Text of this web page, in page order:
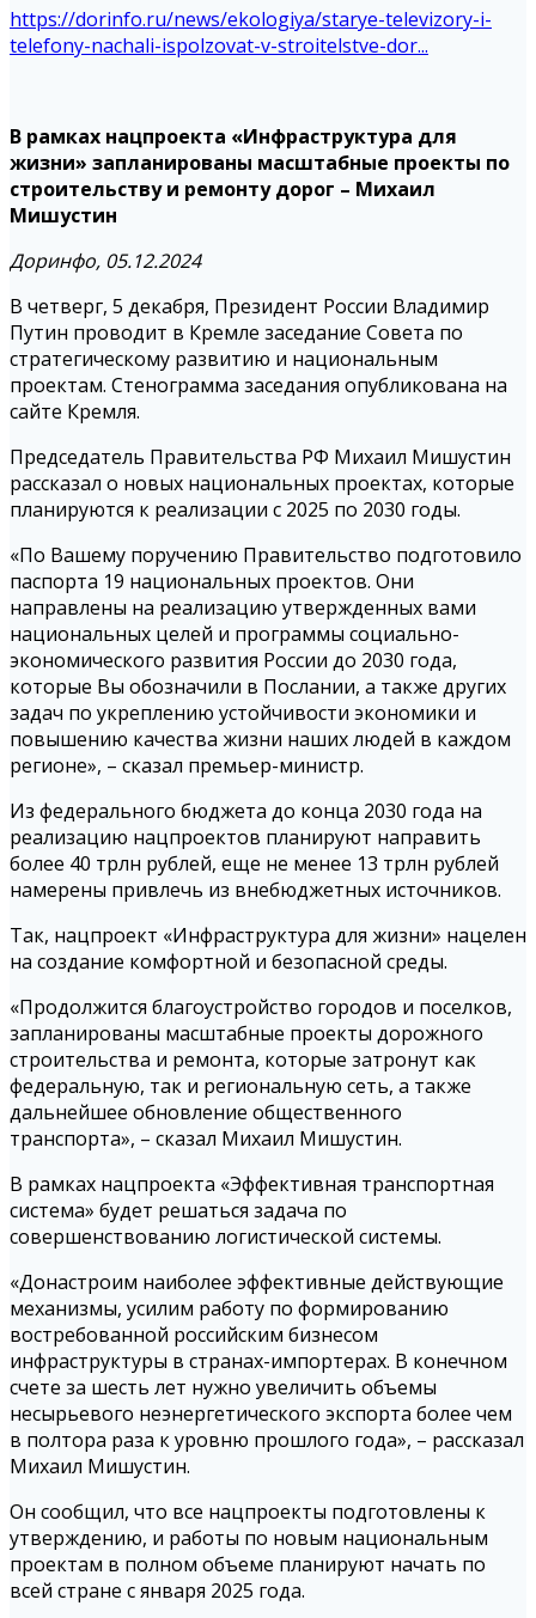
https://dorinfo.ru/news/ekologiya/starye-televizory-i-
telefony-nachali-ispolzovat-v-stroitelstve-dor...
В рамках нацпроекта «Инфраструктура для
жизни» запланированы масштабные проекты по
строительству и ремонту дорог – Михаил
Мишустин
Доринфо, 05.12.2024
В четверг, 5 декабря, Президент России Владимир
Путин проводит в Кремле заседание Совета по
стратегическому развитию и национальным
проектам. Стенограмма заседания опубликована на
сайте Кремля.
Председатель Правительства РФ Михаил Мишустин
рассказал о новых национальных проектах, которые
планируются к реализации с 2025 по 2030 годы.
«По Вашему поручению Правительство подготовило
паспорта 19 национальных проектов. Они
направлены на реализацию утвержденных вами
национальных целей и программы социально-
экономического развития России до 2030 года,
которые Вы обозначили в Послании, а также других
задач по укреплению устойчивости экономики и
повышению качества жизни наших людей в каждом
регионе», – сказал премьер-министр.
Из федерального бюджета до конца 2030 года на
реализацию нацпроектов планируют направить
более 40 трлн рублей, еще не менее 13 трлн рублей
намерены привлечь из внебюджетных источников.
Так, нацпроект «Инфраструктура для жизни» нацелен
на создание комфортной и безопасной среды.
«Продолжится благоустройство городов и поселков,
запланированы масштабные проекты дорожного
строительства и ремонта, которые затронут как
федеральную, так и региональную сеть, а также
дальнейшее обновление общественного
транспорта», – сказал Михаил Мишустин.
В рамках нацпроекта «Эффективная транспортная
система» будет решаться задача по
совершенствованию логистической системы.
«Донастроим наиболее эффективные действующие
механизмы, усилим работу по формированию
востребованной российским бизнесом
инфраструктуры в странах-импортерах. В конечном
счете за шесть лет нужно увеличить объемы
несырьевого неэнергетического экспорта более чем
в полтора раза к уровню прошлого года», – рассказал
Михаил Мишустин.
Он сообщил, что все нацпроекты подготовлены к
утверждению, и работы по новым национальным
проектам в полном объеме планируют начать по
всей стране с января 2025 года.